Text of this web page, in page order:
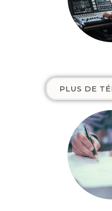
PLUS DE